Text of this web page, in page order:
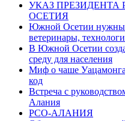
УКАЗ
ОСЕТИЯ
Южной Осетии нужны
ветеринары,
В Южной Осетии
среду для населения
Миф о чаше
код
Встреча с
Алания
РСО-АЛАНИЯ